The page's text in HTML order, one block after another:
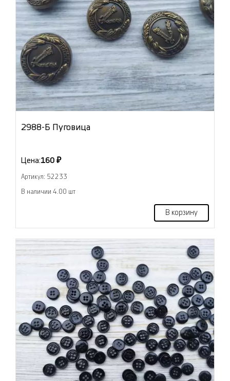
2988-Б Пуговица
Цена:160 ₽
Артикул: 52233
В наличии 4.00 шт
В корзину